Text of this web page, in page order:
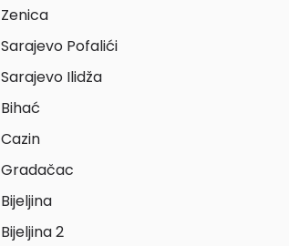
Zenica
Sarajevo Pofalići
Sarajevo Ilidža
Bihać
Cazin
Gradačac
Bijeljina
Bijeljina 2